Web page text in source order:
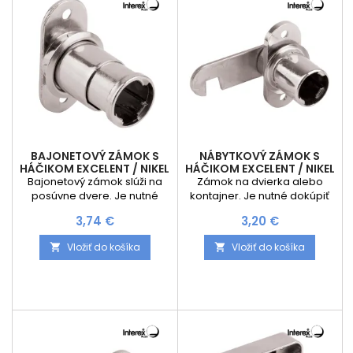
BAJONETOVÝ ZÁMOK S
HÁČIKOM EXCELENT / NIKEL
Bajonetový zámok slúži na
posúvne dvere. Je nutné
potreby. Výhodou
vymeniteľnej vložky je
možnosť výberu na jeden
Cena
3,74 €
 Vložiť do košíka
NÁBYTKOVÝ ZÁMOK S
HÁČIKOM EXCELENT / NIKEL
Zámok na dvierka alebo
kontajner. Je nutné dokúpiť
Výhodou vymeniteľnej vložky
je možnosť výberu na jeden
kľúč alebo generálneho
Cena
3,20 €
 Vložiť do košíka